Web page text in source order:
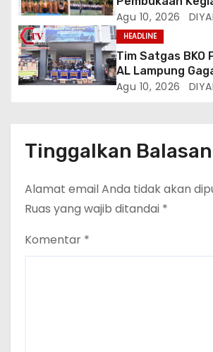
Kokurikuler
Agu 10, 2026
HEADLINE
Tim Satgas BKO
AL Lampung
Peredaran
Agu 10, 2026
Tinggalkan Balasan
Alamat email Anda tidak akan
Ruas yang wajib ditandai *
Komentar *